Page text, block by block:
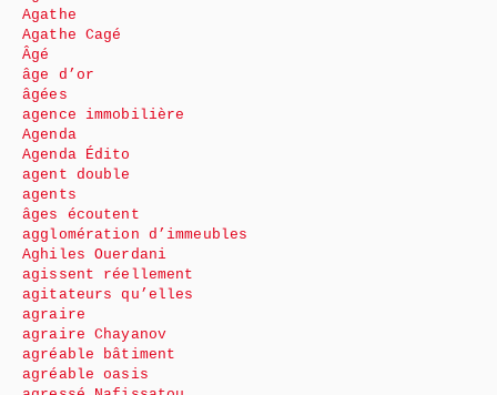
Agathe
Agathe Cagé
Âgé
âge d’or
âgées
agence immobilière
Agenda
Agenda Édito
agent double
agents
âges écoutent
agglomération d’immeubles
Aghiles Ouerdani
agissent réellement
agitateurs qu’elles
agraire
agraire Chayanov
agréable bâtiment
agréable oasis